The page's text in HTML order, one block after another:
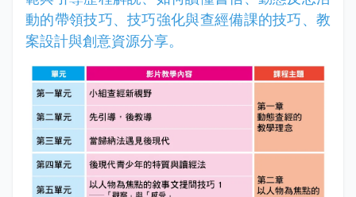
動的帶領技巧、技巧強化與查經備課的技巧、教
案設計與創意資源分享。